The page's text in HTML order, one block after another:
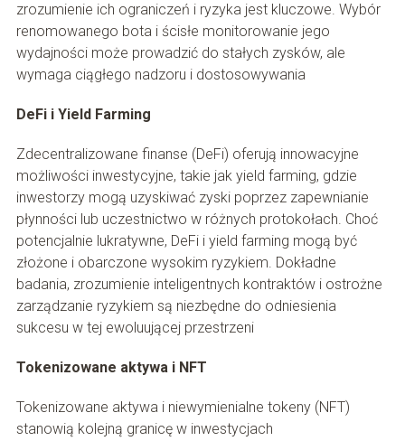
zrozumienie ich ograniczeń i ryzyka jest kluczowe. Wybór
renomowanego bota i ścisłe monitorowanie jego
wydajności może prowadzić do stałych zysków, ale
wymaga ciągłego nadzoru i dostosowywania
DeFi i Yield Farming
Zdecentralizowane finanse (DeFi) oferują innowacyjne
możliwości inwestycyjne, takie jak yield farming, gdzie
inwestorzy mogą uzyskiwać zyski poprzez zapewnianie
płynności lub uczestnictwo w różnych protokołach. Choć
potencjalnie lukratywne, DeFi i yield farming mogą być
złożone i obarczone wysokim ryzykiem. Dokładne
badania, zrozumienie inteligentnych kontraktów i ostrożne
zarządzanie ryzykiem są niezbędne do odniesienia
sukcesu w tej ewoluującej przestrzeni
Tokenizowane aktywa i NFT
Tokenizowane aktywa i niewymienialne tokeny (NFT)
stanowią kolejną granicę w inwestycjach